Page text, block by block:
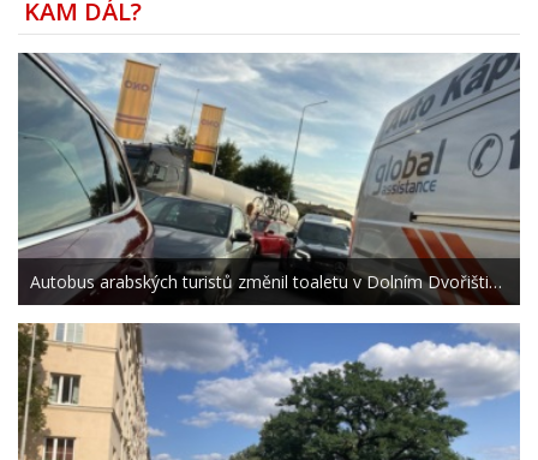
KAM DÁL?
Autobus arabských turistů změnil toaletu v Dolním Dvořišti…